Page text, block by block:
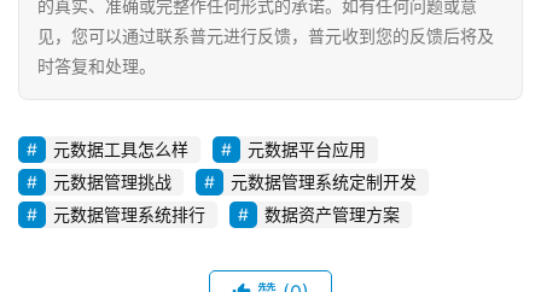
的真实、准确或完整作任何形式的承诺。如有任何问题或意
见，您可以通过联系普元进行反馈，普元收到您的反馈后将及
时答复和处理。
元数据工具怎么样
元数据平台应用
元数据管理挑战
元数据管理系统定制开发
元数据管理系统排行
数据资产管理方案